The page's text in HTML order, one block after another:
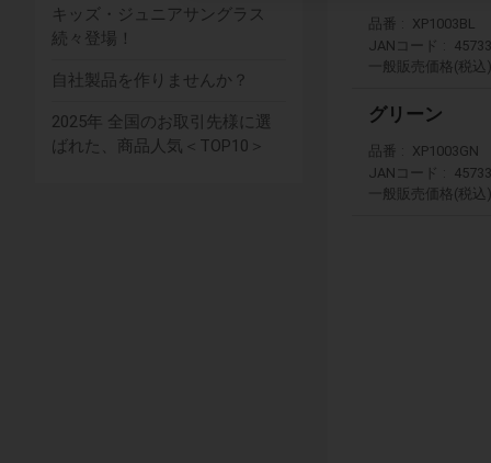
品番
XP1003BL
JANコード
一般販売価格(税込
グリーン
品番
XP1003GN
JANコード
一般販売価格(税込
キッズ・ジュニアサングラス
続々登場！
自社製品を作りませんか？
2025年 全国のお取引先様に選
ばれた、商品人気＜TOP10＞